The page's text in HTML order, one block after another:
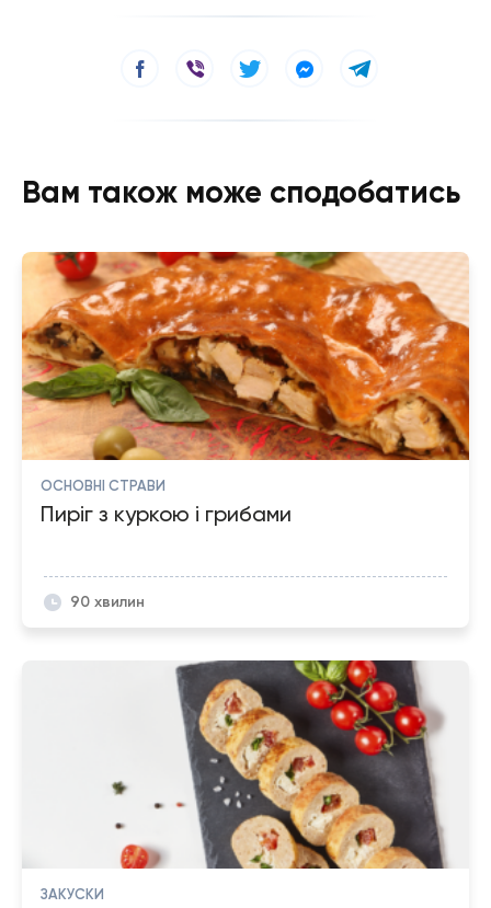
Вам також може сподобатись
ОСНОВНІ СТРАВИ
Пиріг з куркою і грибами
90 хвилин
ЗАКУСКИ